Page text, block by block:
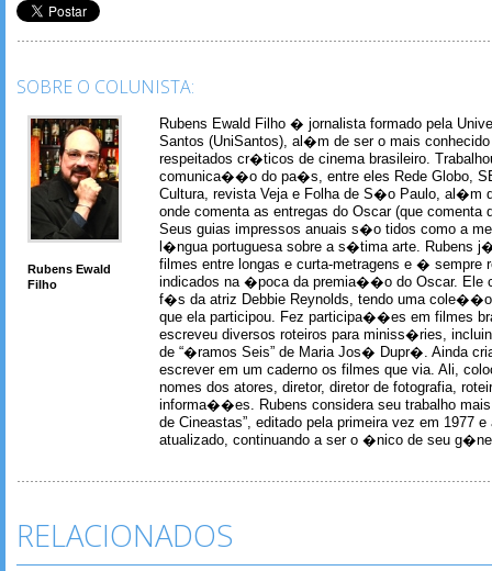
SOBRE O COLUNISTA:
Rubens Ewald
Filho
Rubens Ewald Filho � jornalista formado pela
Santos (UniSantos), al�m de ser o mais
respeitados cr�ticos de cinema brasileiro.
comunica��o do pa�s, entre eles Rede Globo,
Cultura, revista Veja e Folha de S�o Paulo, al�m
onde comenta as entregas do Oscar (que comenta
Seus guias impressos anuais s�o tidos como a
l�ngua portuguesa sobre a s�tima arte. Rubens
filmes entre longas e curta-metragens e � sempre
indicados na �poca da premia��o do Oscar. Ele
f�s da atriz Debbie Reynolds, tendo uma
que ela participou. Fez participa��es em filmes
escreveu diversos roteiros para miniss�ries,
de “�ramos Seis” de Maria Jos� Dupr�. Ainda
escrever em um caderno os filmes que via. Ali,
nomes dos atores, diretor, diretor de fotografia,
informa��es. Rubens considera seu trabalho
de Cineastas”, editado pela primeira vez em 1977 e
atualizado, continuando a ser o �nico de seu
RELACIONADOS